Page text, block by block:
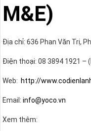
M&E)
Địa chỉ: 636 Phan Văn Trị,
Điện thoại: 08 3894 1921 –
Web: http://
Email: info@yoco.vn
Xem thêm: